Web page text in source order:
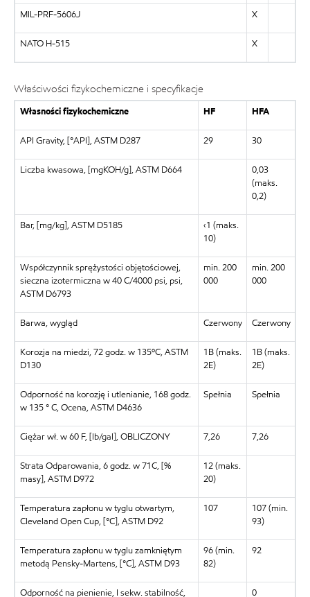
MIL-PRF-5606J X
NATO H-515 X
Właściwości fizykochemiczne i specyfikacje
Własności fizykochemiczne HF HFA
API Gravity, [°API], ASTM D287 29 30
Liczba kwasowa, [mgKOH/g], ASTM D664
0,03
(maks.
0,2)
Bar, [mg/kg], ASTM D5185
‹1 (maks.
10)
Współczynnik sprężystości objętościowej,
sieczna izotermiczna w 40 C/4000 psi, psi,
ASTM D6793
min. 200
000
min. 200
000
Barwa, wygląd Czerwony Czerwony
Korozja na miedzi, 72 godz. w 135ºC, ASTM
D130
1B (maks.
2E)
1B (maks.
2E)
Odporność na korozję i utlenianie, 168 godz.
w 135 ° C, Ocena, ASTM D4636
Spełnia Spełnia
Ciężar wł. w 60 F, [lb/gal], OBLICZONY 7,26 7,26
Strata Odparowania, 6 godz. w 71C, [%
masy], ASTM D972
12 (maks.
20)
Temperatura zapłonu w tyglu otwartym,
Cleveland Open Cup, [°C], ASTM D92
107
107 (min.
93)
Temperatura zapłonu w tyglu zamkniętym
metodą Pensky-Martens, [°C], ASTM D93
96 (min.
82)
92
Odporność na pienienie, I sekw. stabilność, 0